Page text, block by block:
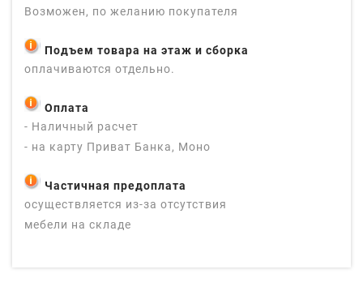
Возможен, по желанию покупателя
Подъем товара на этаж и сборка
оплачиваются отдельно.
Оплата
- Наличный расчет
- на карту Приват Банка, Моно
Частичная предоплата
осуществляется из-за отсутствия
мебели на складе